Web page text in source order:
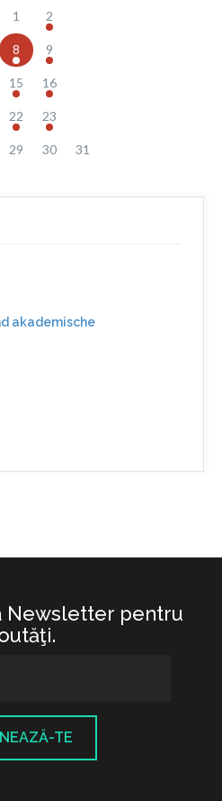
1 2
8 9
15 16
22 23
29 30 31
akademische
Newsletter pentru
TE